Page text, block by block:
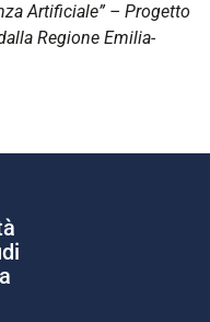
Artificiale” – Progetto
Regione Emilia-